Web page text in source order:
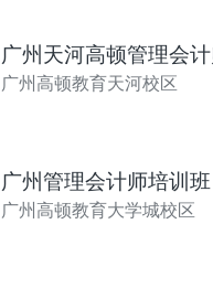
广州天河高顿管理会
广州高顿教育天河校区
广州管理会计师培训班
广州高顿教育大学城校区